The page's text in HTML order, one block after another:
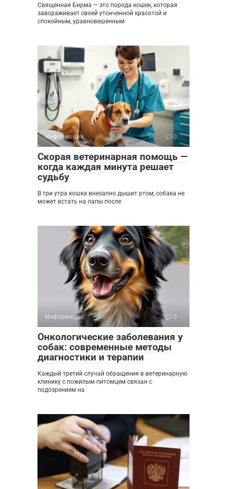
Священная Бирма — это порода кошек, которая
завораживает своей утонченной красотой и
спокойным, уравновешенным
Информация 0
Скорая ветеринарная помощь —
когда каждая минута решает
судьбу
В три утра кошка внезапно дышит ртом, собака не
может встать на лапы после
Информация 0
Онкологические заболевания у
собак: современные методы
диагностики и терапии
Каждый третий случай обращения в ветеринарную
клинику с пожилым питомцем связан с
подозрением на